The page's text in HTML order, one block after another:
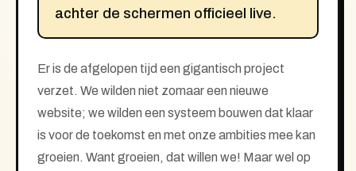
achter de schermen officieel live.
Er is de afgelopen tijd een gigantisch project
verzet. We wilden niet zomaar een nieuwe
website; we wilden een systeem bouwen dat klaar
is voor de toekomst en met onze ambities mee kan
groeien. Want groeien, dat willen we! Maar wel op